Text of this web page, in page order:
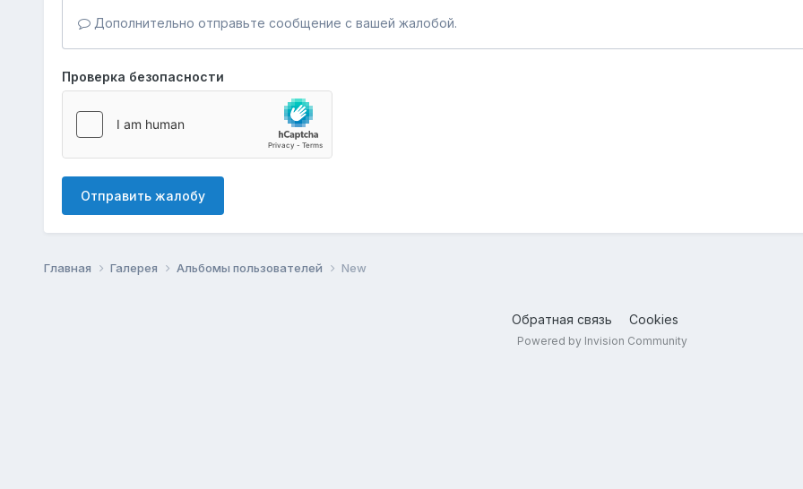
Дополнительно отправьте сообщение с вашей жалобой.
Проверка безопасности
Отправить жалобу
Главная Галерея Альбомы пользователей New
Обратная связь Cookies
Powered by Invision Community